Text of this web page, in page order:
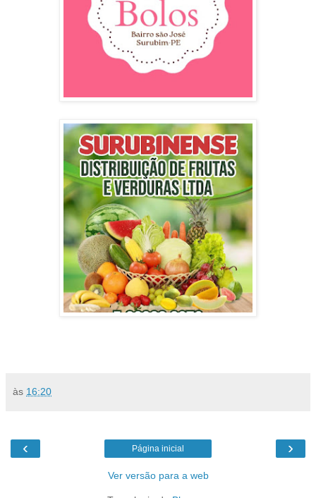
às 16:20
‹ ›
Página inicial
Ver versão para a web